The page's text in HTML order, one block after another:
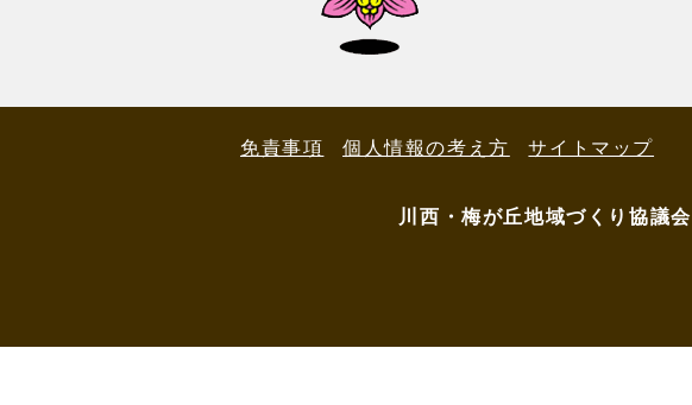
免責事項 個人情報の考え方 サイトマップ
川西・梅が丘地域づくり協議会